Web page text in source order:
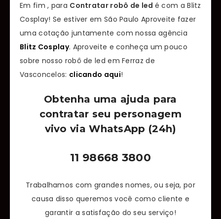
Em fim , para Contratar robô de led é com a Blitz
Cosplay! Se estiver em São Paulo Aproveite fazer
uma cotação juntamente com nossa agência
Blitz Cosplay. Aproveite e conheça um pouco
sobre nosso robô de led em Ferraz de
Vasconcelos: clicando aqui!
Obtenha uma ajuda para
contratar seu personagem
vivo via WhatsApp (24h)
11 98668 3800
Trabalhamos com grandes nomes, ou seja, por
causa disso queremos você como cliente e
garantir a satisfação do seu serviço!